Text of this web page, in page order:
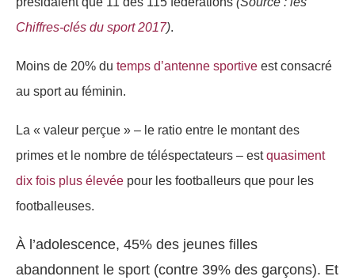
Chiffres-clés du sport 2017).
Moins de 20% du temps d’antenne sportive est consacré
au sport au féminin.
La « valeur perçue » – le ratio entre le montant des
primes et le nombre de téléspectateurs – estquasiment
dix fois plus élevée pour les footballeurs que pour les
footballeuses.
À l’adolescence, 45% des jeunes filles
abandonnent le sport (contre 39% des garçons). Et